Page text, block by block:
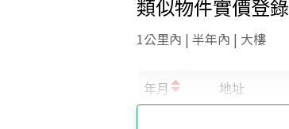
類似物件實價登錄
1公里內 | 半年內 | 大樓